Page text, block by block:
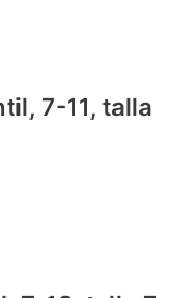
7-11, talla